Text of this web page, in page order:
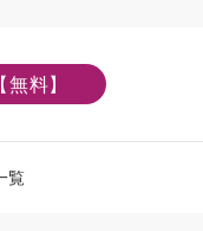
料】
覧